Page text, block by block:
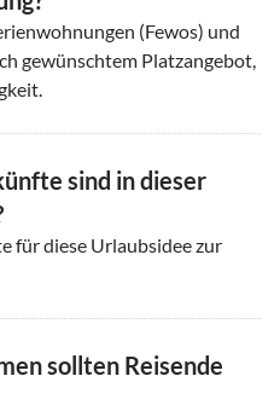
(Fewos) und
gewünschtem Platzangebot,
sind in dieser
für diese Urlaubsidee zur
sollten Reisende